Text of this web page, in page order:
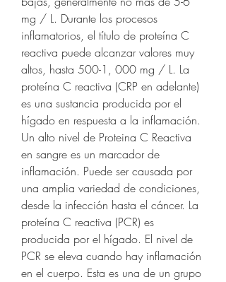
mg / L. Durante los procesos
inflamatorios, el título de proteína C
reactiva puede alcanzar valores muy
altos, hasta 500-1, 000 mg / L. La
proteína C reactiva (CRP en adelante)
es una sustancia producida por el
hígado en respuesta a la inflamación.
Un alto nivel de Proteina C Reactiva
en sangre es un marcador de
inflamación. Puede ser causada por
una amplia variedad de condiciones,
desde la infección hasta el cáncer. La
proteína C reactiva (PCR) es
producida por el hígado. El nivel de
PCR se eleva cuando hay inflamación
en el cuerpo. Esta es una de un grupo